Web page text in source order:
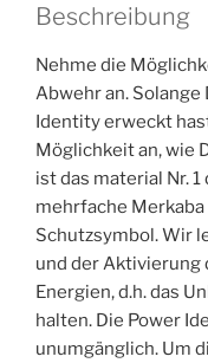
Beschreibung
Nehme die
Abwehr an.
Identity erweckt
Möglichkeit an, wie
ist das material Nr.
mehrfache
Schutzsymbol. Wir
und der Aktivierung
Energien, d.h. das
halten. Die Power
unumgänglich. Um